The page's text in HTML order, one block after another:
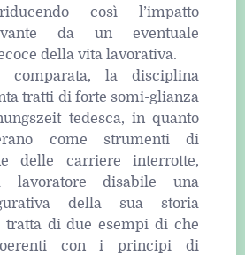
così l’impatto
da un eventuale
della vita lavorativa.
comparata, la disciplina
tratti di forte somi-glianza
tedesca, in quanto
come strumenti di
delle carriere interrotte,
lavoratore disabile una
della sua storia
tratta di due esempi di che
con i principi di